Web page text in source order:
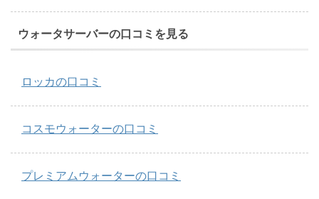
ウォータサーバーの口コミを見る
ロッカの口コミ
コスモウォーターの口コミ
プレミアムウォーターの口コミ